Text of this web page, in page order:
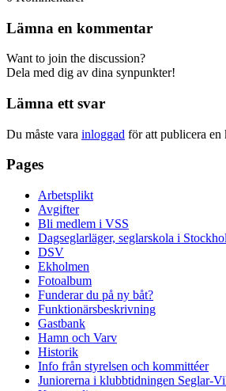
Lämna en kommentar
Want to join the discussion?
Dela med dig av dina synpunkter!
Lämna ett svar
Du måste vara inloggad för att publicera en
Pages
Arbetsplikt
Avgifter
Bli medlem i VSS
Dagseglarläger, seglarskola i
DSV
Ekholmen
Fotoalbum
Funderar du på ny båt?
Funktionärsbeskrivning
Gastbank
Hamn och Varv
Historik
Info från styrelsen och kommittéer
Juniorerna i klubbtidningen Seglar-